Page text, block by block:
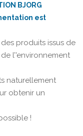
BJORG
est
produits issus de
l’'environnement
naturellement
obtenir un
!